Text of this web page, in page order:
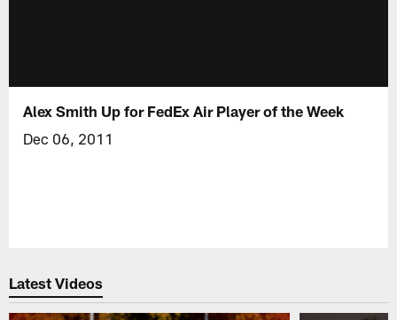
Alex Smith Up for FedEx Air Player of the Week
Dec 06, 2011
Latest Videos